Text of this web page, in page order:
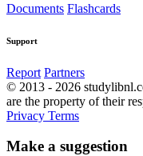
Documents Flashcards
Support
Report Partners
© 2013 - 2026
are the property of their
Privacy Terms
Make a suggestion